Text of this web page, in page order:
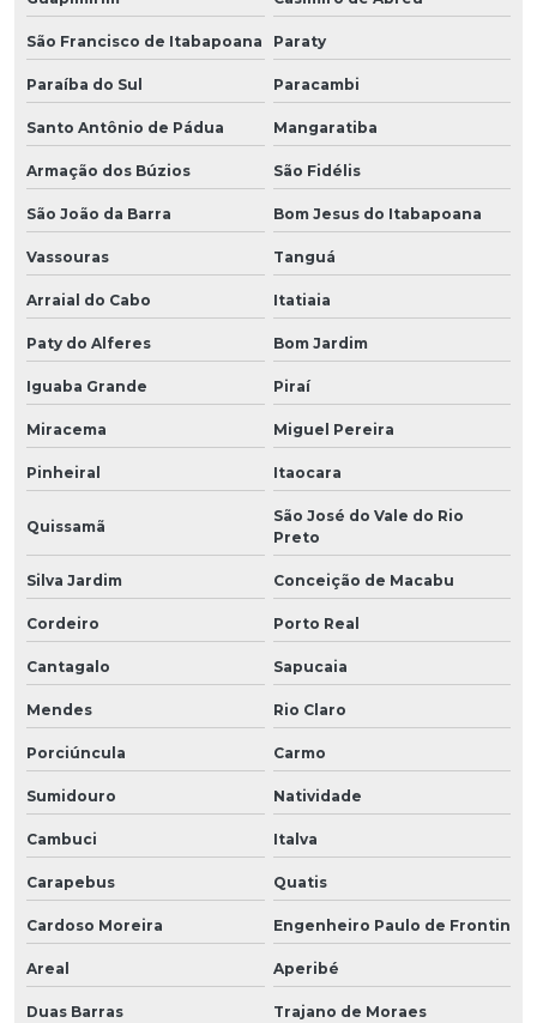
São Francisco de Itabapoana Paraty
Paraíba do Sul Paracambi
Santo Antônio de Pádua Mangaratiba
Armação dos Búzios São Fidélis
São João da Barra Bom Jesus do Itabapoana
Vassouras Tanguá
Arraial do Cabo Itatiaia
Paty do Alferes Bom Jardim
Iguaba Grande Piraí
Miracema Miguel Pereira
Pinheiral Itaocara
Quissamã
São José do Vale do Rio
Preto
Silva Jardim Conceição de Macabu
Cordeiro Porto Real
Cantagalo Sapucaia
Mendes Rio Claro
Porciúncula Carmo
Sumidouro Natividade
Cambuci Italva
Carapebus Quatis
Cardoso Moreira Engenheiro Paulo de Frontin
Areal Aperibé
Duas Barras Trajano de Moraes